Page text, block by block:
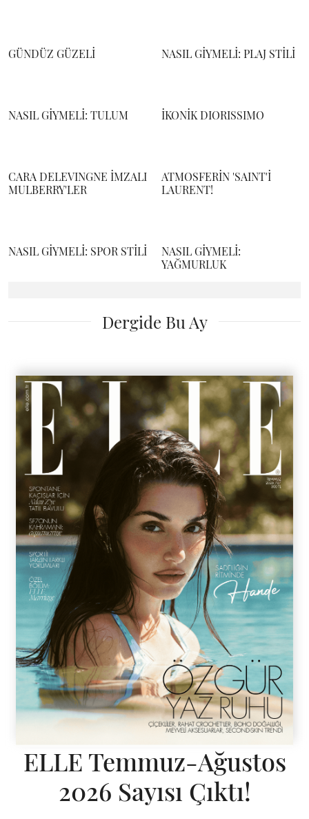
GÜNDÜZ GÜZELİ NASIL GİYMELİ: PLAJ STİLİ
NASIL GİYMELİ: TULUM İKONİK DIORISSIMO
CARA DELEVINGNE İMZALI
MULBERRY'LER
ATMOSFERİN 'SAINT'İ
LAURENT!
NASIL GİYMELİ: SPOR STİLİ
NASIL GİYMELİ:
YAĞMURLUK
Dergide Bu Ay
ELLE Temmuz-Ağustos
2026 Sayısı Çıktı!